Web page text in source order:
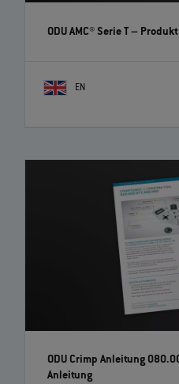
ODU AMC® Serie T –
EN
ODU Crimp Anleitung
Anleitung